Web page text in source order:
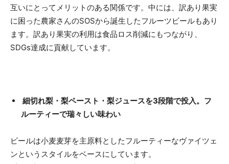
互いにとってメリットのある関係です。中には、訳あり果実
に困った農家さんのSOSから誕生したフルーツビールもあり
ます。訳あり果実の利用は食品ロス削減にもつながり、
SDGs達成に貢献しています。
細切れ梨・梨ペースト・梨ジュースを3段階で投入。フ
ルーティーで瑞々しい味わい
ビールは小麦麦芽を主原料としたフルーティーなヴァイツェ
ンというスタイルをベースにしています。